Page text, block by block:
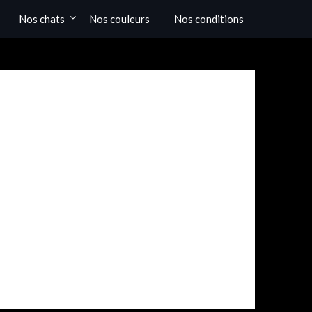
Nos chats Nos couleurs Nos conditions